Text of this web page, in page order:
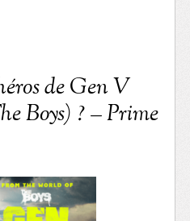
de Gen V
Boys) ? – Prime